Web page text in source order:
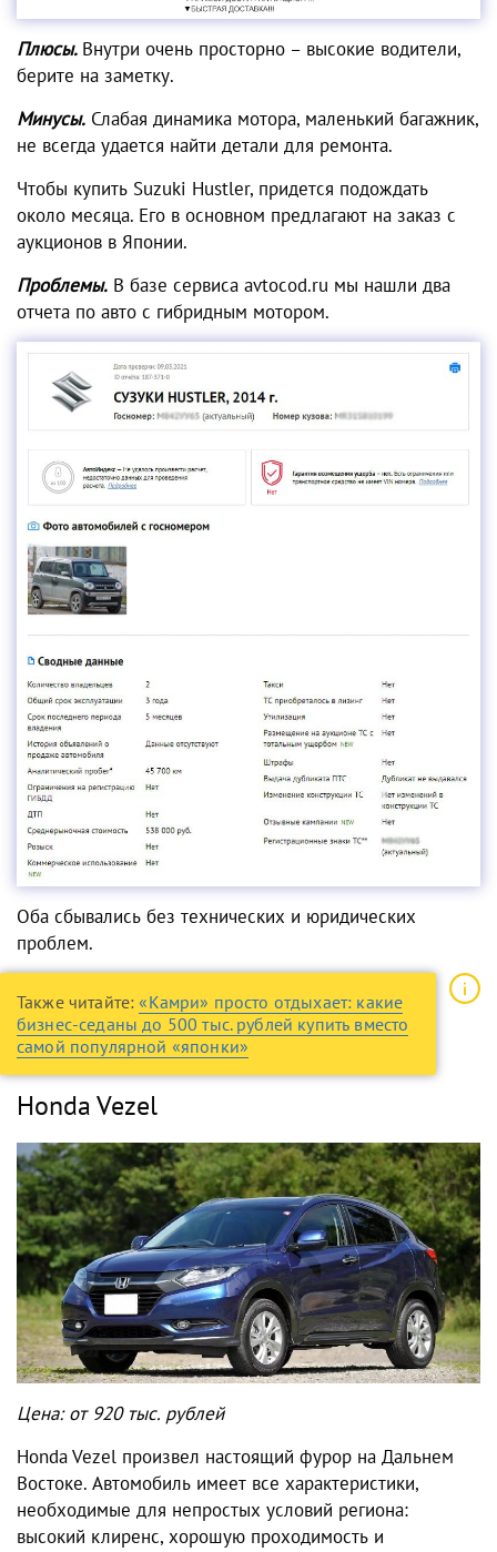
Плюсы. Внутри очень просторно – высокие водители,
берите на заметку.
Минусы. Слабая динамика мотора, маленький багажник,
не всегда удается найти детали для ремонта.
Чтобы купить Suzuki Hustler, придется подождать
около месяца. Его в основном предлагают на заказ с
аукционов в Японии.
Проблемы. В базе сервиса avtocod.ru мы нашли два
отчета по авто с гибридным мотором.
Оба сбывались без технических и юридических
проблем.
Также читайте:«Камри» просто отдыхает: какие
бизнес-седаны до 500 тыс. рублей купить вместо
самой популярной «японки»
Honda Vezel
Цена: от 920 тыс. рублей
Honda Vezel произвел настоящий фурор на Дальнем
Востоке. Автомобиль имеет все характеристики,
необходимые для непростых условий региона:
высокий клиренс, хорошую проходимость и